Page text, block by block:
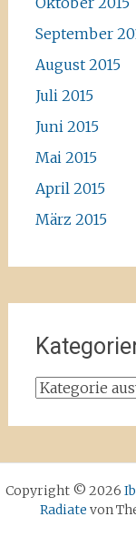
September
August 2015
Juli 2015
Juni 2015
Mai 2015
April 2015
März 2015
Kategorien
Copyright © 2026
Radiate von